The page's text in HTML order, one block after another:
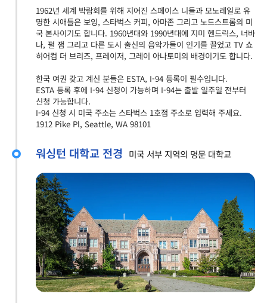
1962년 세계 박람회를 위해 지어진 스페이스 니들과 모노레일로 유
명한 시애틀은 보잉, 스타벅스 커피, 아마존 그리고 노드스트롬의 미
국 본사이기도 합니다. 1960년대와 1990년대에 지미 헨드릭스, 너바
나, 펄 잼 그리고 다른 도시 출신의 음악가들이 인기를 끌었고 TV 쇼
히어컴 더 브리즈, 프레이저, 그레이 아나토미의 배경이기도 합니다.
한국 여권 갖고 계신 분들은 ESTA, I-94 등록이 필수입니다.
ESTA 등록 후에 I-94 신청이 가능하며 I-94는 출발 일주일 전부터
신청 가능합니다.
I-94 신청 시 미국 주소는 스타벅스 1호점 주소로 입력해 주세요.
1912 Pike Pl, Seattle, WA 98101
워싱턴 대학교 전경 미국 서부 지역의 명문 대학교